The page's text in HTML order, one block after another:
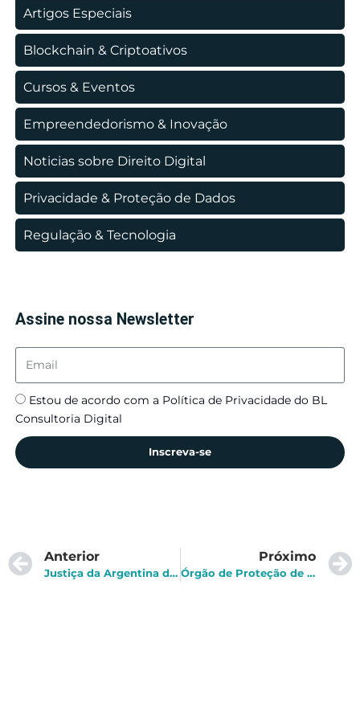
Artigos Especiais
Blockchain & Criptoativos
Cursos & Eventos
Empreendedorismo & Inovação
Noticias sobre Direito Digital
Privacidade & Proteção de Dados
Regulação & Tecnologia
Assine nossa Newsletter
Estou de acordo com a Política de Privacidade do BL
Consultoria Digital
Inscreva-se
Anterior
Justiça da Argentina decreta inconstitucionalidade do Sistema de Reconhecimento Facial para Fugitivos
Próximo
Órgão de Proteção de Informações Pessoais da Coreia do Sul multa Google e Meta